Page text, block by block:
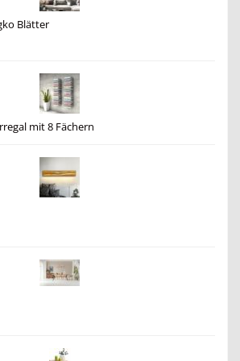
Blätter
mit 8 Fächern